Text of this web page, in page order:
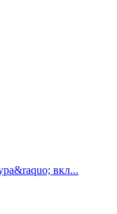
вкл...